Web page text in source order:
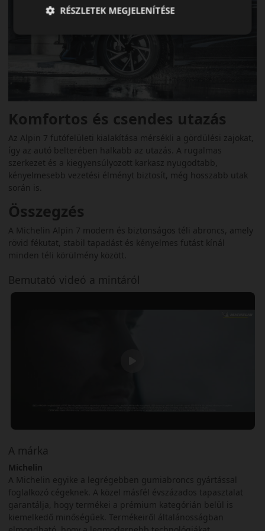
Komfortos és csendes utazás
Az Alpin 7 futófelületi kialakítása mérsékli a gördülési zajokat,
így az autó belterében halkabb az utazás. A rugalmas
szerkezet és a kiegyensúlyozott karkasz nyugodtabb,
kényelmesebb vezetési élményt biztosít, még hosszabb utak
során is.
Összegzés
A Michelin Alpin 7 modern és biztonságos téli abroncs, amely
rövid fékutat, stabil tapadást és kényelmes futást kínál
minden téli körülmény között.
Bemutató videó a mintáról
A márka
Michelin
A Michelin egyike a legrégebben gumiabroncs gyártással
foglalkozó cégeknek. A közel másfél évszázados tapasztalat
garantálja, hogy termékei a prémium kategórián belül is
kiemelkedő minőségűek. Termékeiről általánosságban
RÉSZLETEK MEGJELENÍTÉSE